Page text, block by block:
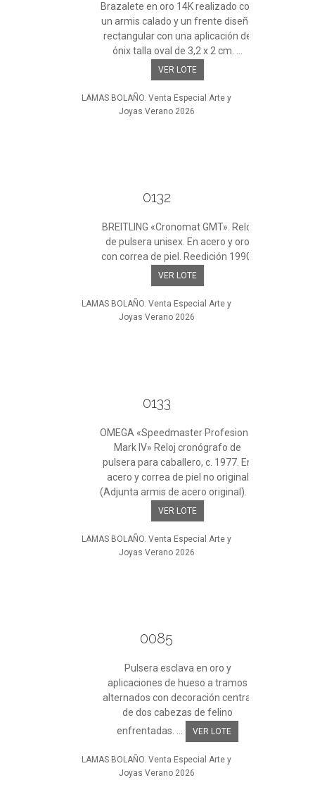
Brazalete en oro 14K realizado con
un armis calado y un frente diseño
rectangular con una aplicación de
ónix talla oval de 3,2 x 2 cm. ...
VER LOTE
LAMAS BOLAÑO. Venta Especial Arte y
Joyas Verano 2026
0132
BREITLING «Cronomat GMT». Reloj
de pulsera unisex. En acero y oro
con correa de piel. Reedición 1990.
VER LOTE
LAMAS BOLAÑO. Venta Especial Arte y
Joyas Verano 2026
0133
OMEGA «Speedmaster Profesional
Mark IV» Reloj cronógrafo de
pulsera para caballero, c. 1977. En
acero y correa de piel no original
(Adjunta armis de acero original). ...
VER LOTE
LAMAS BOLAÑO. Venta Especial Arte y
Joyas Verano 2026
0085
Pulsera esclava en oro y
aplicaciones de hueso a tramos
alternados con decoración central
de dos cabezas de felino
enfrentadas. ...
VER LOTE
LAMAS BOLAÑO. Venta Especial Arte y
Joyas Verano 2026